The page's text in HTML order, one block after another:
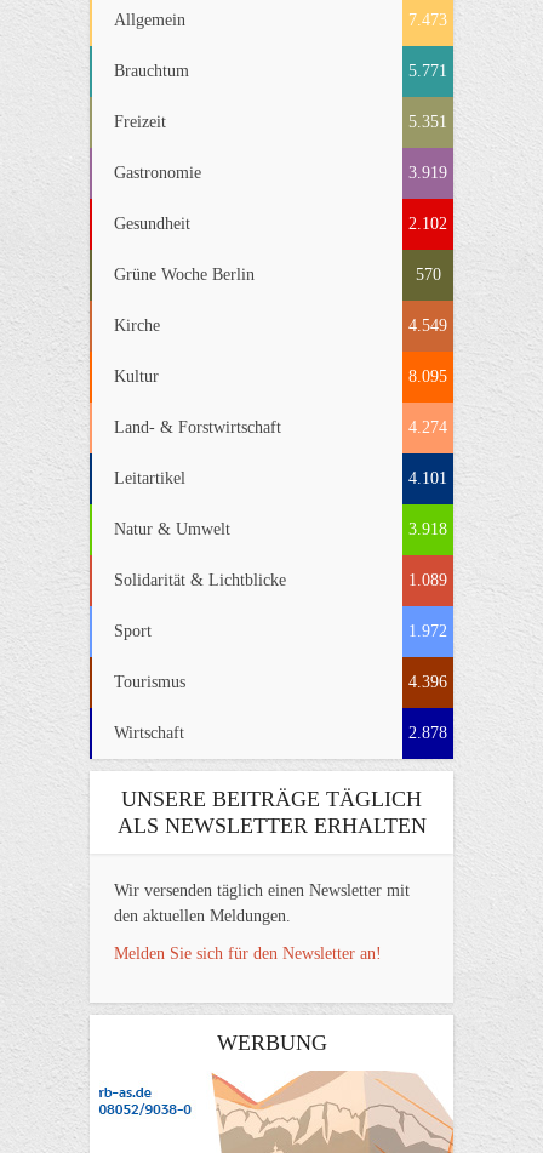
Allgemein 7.473
Brauchtum 5.771
Freizeit 5.351
Gastronomie 3.919
Gesundheit 2.102
Grüne Woche Berlin 570
Kirche 4.549
Kultur 8.095
Land- & Forstwirtschaft 4.274
Leitartikel 4.101
Natur & Umwelt 3.918
Solidarität & Lichtblicke 1.089
Sport 1.972
Tourismus 4.396
Wirtschaft 2.878
UNSERE BEITRÄGE TÄGLICH
ALS NEWSLETTER ERHALTEN
Wir versenden täglich einen Newsletter mit
den aktuellen Meldungen.
Melden Sie sich für den Newsletter an!
WERBUNG